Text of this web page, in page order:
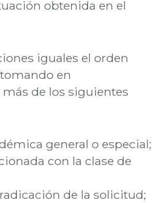
obtenida en el
iguales el orden
en
de los siguientes
general o especial;
con la clase de
de la solicitud;